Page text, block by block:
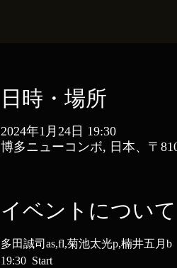
日時・場所
2024年1月24日 19:30
博多ニューコンボ, 日本、〒
イベントについて
多田誠司as,fl,菊池太光p,楠井五月b
19:30  Start